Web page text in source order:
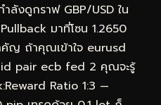
ลังดูกราฟ GBP/USD ใน
มาที่โซน 1.2650
ญ ถ้าคุณเข้าใจ eurusd
pair ecb fed 2 คุณจะรู้
Ratio 1:3 —